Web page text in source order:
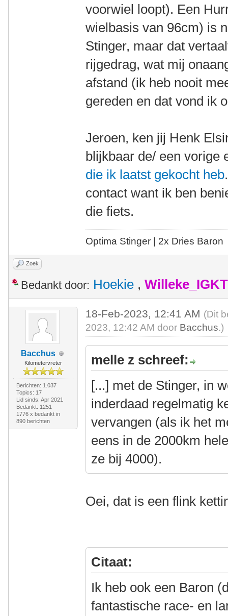
voorwiel loopt). Een
wielbasis van 96cm) is
Stinger, maar dat
rijgedrag, wat mij
afstand (ik heb nooit
gereden en dat vond ik
Jeroen, ken jij Henk
blijkbaar de/ een vorige
die ik laatst gekocht heb
contact want ik ben
die fiets.
Optima Stinger | 2x Dries Baron
Zoek
Bedankt door: Hoekie , Willeke_IGKT
Bacchus
Kilometervreter
Berichten: 1.037
Topics: 17
Lid sinds: Apr 2021
Bedankt: 1251
1776 x bedankt in
890 berichten
18-Feb-2023, 12:41 AM (Dit
2023, 12:42 AM door Bacchus.)
melle z schreef:
[...] met de Stinger, in
inderdaad regelmatig
vervangen (als ik het
eens in de 2000km
ze bij 4000).
Oei, dat is een flink
Citaat:
Ik heb ook een Baron
fantastische race- en